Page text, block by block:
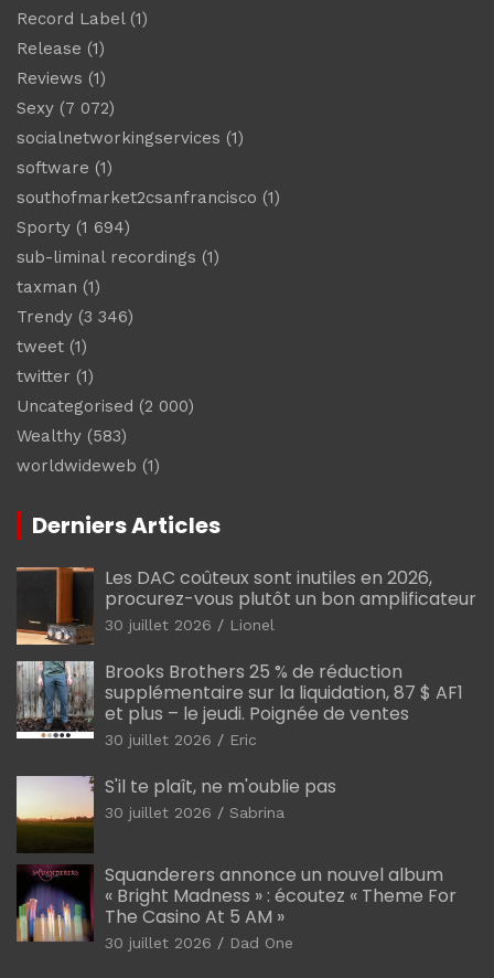
Record Label(1)
Release (1)
Reviews (1)
Sexy (7 072)
socialnetworkingservices (1)
software (1)
southofmarket2csanfrancisco (1)
Sporty (1 694)
sub-liminal recordings (1)
taxman (1)
Trendy (3 346)
tweet (1)
twitter (1)
Uncategorised (2 000)
Wealthy (583)
worldwideweb (1)
Derniers Articles
Les DAC coûteux sont inutiles en 2026,
procurez-vous plutôt un bon amplificateur
30 juillet 2026 Lionel
Brooks Brothers 25 % de réduction
supplémentaire sur la liquidation, 87 $ AF1
et plus – le jeudi. Poignée de ventes
30 juillet 2026 Eric
S'il te plaît, ne m'oublie pas
30 juillet 2026 Sabrina
Squanderers annonce un nouvel album
« Bright Madness » : écoutez « Theme For
The Casino At 5 AM »
30 juillet 2026 Dad One